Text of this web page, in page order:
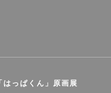
っぱくん」原画展